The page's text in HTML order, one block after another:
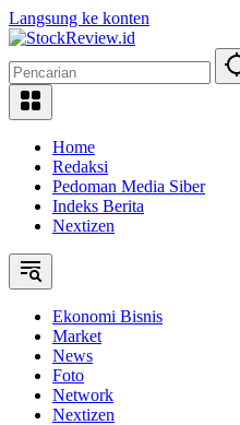
Langsung ke konten
Home
Redaksi
Pedoman Media Siber
Indeks Berita
Nextizen
Ekonomi Bisnis
Market
News
Foto
Network
Nextizen